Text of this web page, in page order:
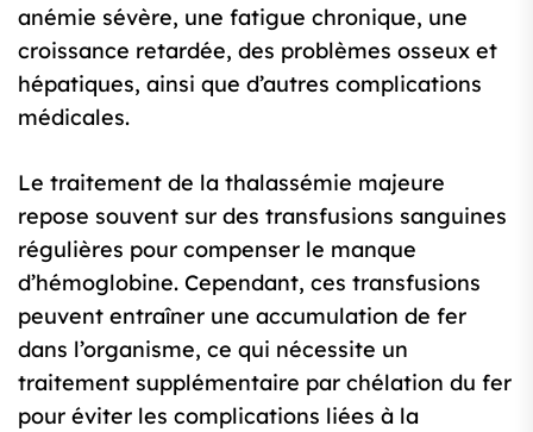
anémie sévère, une fatigue chronique, une
croissance retardée, des problèmes osseux et
hépatiques, ainsi que d’autres complications
médicales.
Le traitement de la thalassémie majeure
repose souvent sur des transfusions sanguines
régulières pour compenser le manque
d’hémoglobine. Cependant, ces transfusions
peuvent entraîner une accumulation de fer
dans l’organisme, ce qui nécessite un
traitement supplémentaire par chélation du fer
pour éviter les complications liées à la